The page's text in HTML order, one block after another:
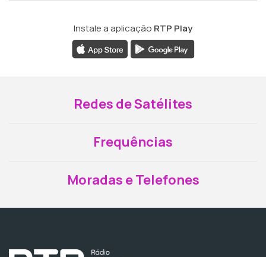
Instale a aplicação RTP Play
Redes de Satélites
Frequências
Moradas e Telefones